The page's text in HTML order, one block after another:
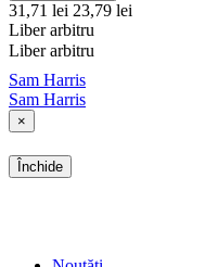
31,71 lei 23,79 lei
Liber arbitru
Liber arbitru
Sam Harris
Sam Harris
×
Închide